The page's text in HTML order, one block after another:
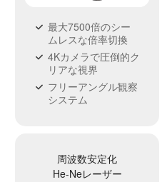
最大7500倍のシー
ムレスな倍率切換
4Kカメラで圧倒的ク
リアな視界
フリーアングル観察
システム
周波数安定化
He-Neレーザー